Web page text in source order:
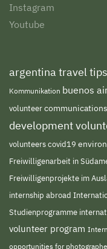
Instagram
Youtube
argentina travel tips
Kommunikation buenos
volunteer
development
volunteerscovid19
Freiwilligenarbeit in
Freiwilligenprojekte im
internship abroad
Studienprogramme
volunteer program
opportunities for